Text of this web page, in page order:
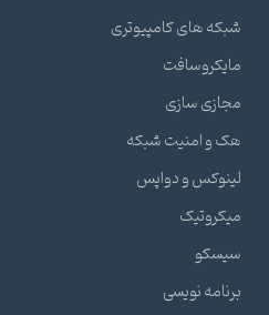
شبکه های کامپیوتری
مایکروسافت
مجازی سازی
هک و امنیت شبکه
لینوکس و دواپس
میکروتیک
سیسکو
برنامه نویسی